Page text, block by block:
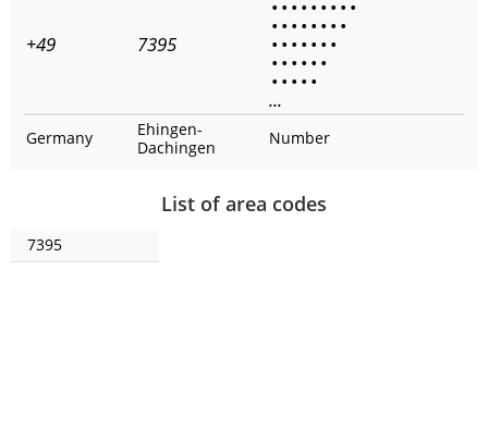
+49 7395
• • • • • • • • •
• • • • • • • •
• • • • • • •
• • • • • •
• • • • •
...
Germany
Ehingen-
Dachingen
Number
List of area codes
7395